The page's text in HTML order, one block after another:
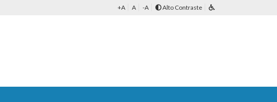
+A A -A Alto Contraste